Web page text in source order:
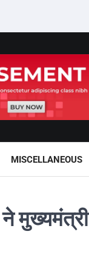
MISCELLANEOUS
मुख्यमंत्री